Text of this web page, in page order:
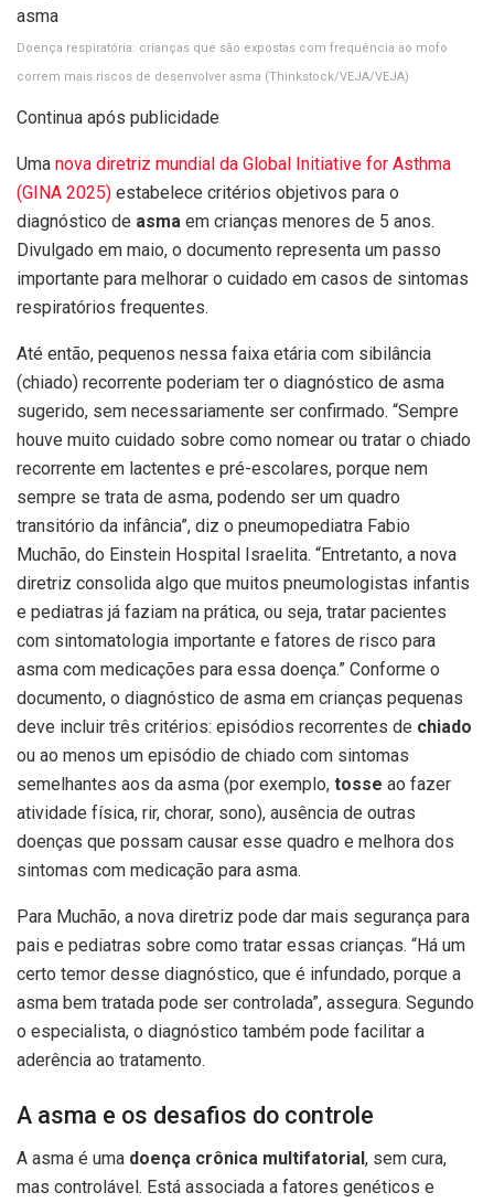
Doença respiratória: crianças que são expostas com frequência ao mofo
correm mais riscos de desenvolver asma (Thinkstock/VEJA/VEJA)
Continua após publicidade
Uma nova diretriz mundial da Global Initiative for Asthma
(GINA 2025) estabelece critérios objetivos para o
diagnóstico de asma em crianças menores de 5 anos.
Divulgado em maio, o documento representa um passo
importante para melhorar o cuidado em casos de sintomas
respiratórios frequentes.
Até então, pequenos nessa faixa etária com sibilância
(chiado) recorrente poderiam ter o diagnóstico de asma
sugerido, sem necessariamente ser confirmado. “Sempre
houve muito cuidado sobre como nomear ou tratar o chiado
recorrente em lactentes e pré-escolares, porque nem
sempre se trata de asma, podendo ser um quadro
transitório da infância”, diz o pneumopediatra Fabio
Muchão, do Einstein Hospital Israelita. “Entretanto, a nova
diretriz consolida algo que muitos pneumologistas infantis
e pediatras já faziam na prática, ou seja, tratar pacientes
com sintomatologia importante e fatores de risco para
asma com medicações para essa doença.” Conforme o
documento, o diagnóstico de asma em crianças pequenas
deve incluir três critérios: episódios recorrentes de chiado
ou ao menos um episódio de chiado com sintomas
semelhantes aos da asma (por exemplo, tosse ao fazer
atividade física, rir, chorar, sono), ausência de outras
doenças que possam causar esse quadro e melhora dos
sintomas com medicação para asma.
Para Muchão, a nova diretriz pode dar mais segurança para
pais e pediatras sobre como tratar essas crianças. “Há um
certo temor desse diagnóstico, que é infundado, porque a
asma bem tratada pode ser controlada”, assegura. Segundo
o especialista, o diagnóstico também pode facilitar a
aderência ao tratamento.
A asma e os desafios do controle
A asma é uma doença crônica multifatorial, sem cura,
mas controlável. Está associada a fatores genéticos e